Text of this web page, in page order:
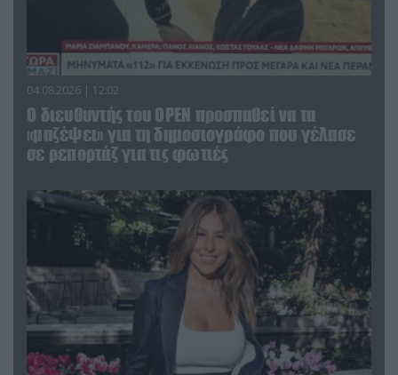
04.08.2026 | 12:02
O διευθυντής του OPEN προσπαθεί να τα
«μαζέψει» για τη δημοσιογράφο που γέλασε
σε ρεπορτάζ για τις φωτιές